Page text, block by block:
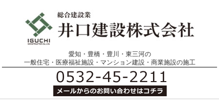
愛知・豊橋・豊川・東三河の
一般住宅・医療福祉施設・マンション建設・商業施設の施工